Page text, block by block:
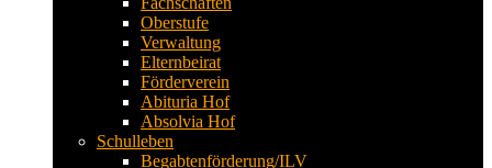
Oberstufe
Verwaltung
Elternbeirat
Förderverein
Abituria Hof
Absolvia Hof
Schulleben
Begabtenförderung/ILV